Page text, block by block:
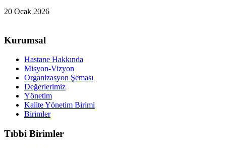
20 Ocak 2026
Kurumsal
Hastane Hakkında
Misyon-Vizyon
Organizasyon Şeması
Değerlerimiz
Yönetim
Kalite Yönetim Birimi
Birimler
Tıbbi Birimler